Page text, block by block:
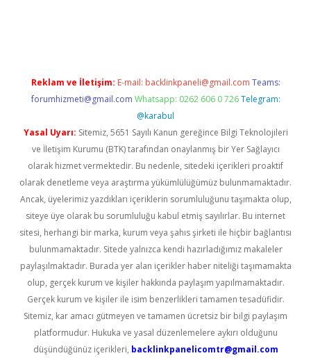
Reklam ve İletişim: E-mail: backlinkpaneli@gmail.com Teams:
forumhizmeti@gmail.com Whatsapp: 0262 606 0 726 Telegram:
@karabul
Yasal Uyarı: Sitemiz, 5651 Sayılı Kanun gereğince Bilgi Teknolojileri
ve İletişim Kurumu (BTK) tarafından onaylanmış bir Yer Sağlayıcı
olarak hizmet vermektedir. Bu nedenle, sitedeki içerikleri proaktif
olarak denetleme veya araştırma yükümlülüğümüz bulunmamaktadır.
Ancak, üyelerimiz yazdıkları içeriklerin sorumluluğunu taşımakta olup,
siteye üye olarak bu sorumluluğu kabul etmiş sayılırlar. Bu internet
sitesi, herhangi bir marka, kurum veya şahıs şirketi ile hiçbir bağlantısı
bulunmamaktadır. Sitede yalnızca kendi hazırladığımız makaleler
paylaşılmaktadır. Burada yer alan içerikler haber niteliği taşımamakta
olup, gerçek kurum ve kişiler hakkında paylaşım yapılmamaktadır.
Gerçek kurum ve kişiler ile isim benzerlikleri tamamen tesadüfidir.
Sitemiz, kar amacı gütmeyen ve tamamen ücretsiz bir bilgi paylaşım
platformudur. Hukuka ve yasal düzenlemelere aykırı olduğunu
düşündüğünüz içerikleri, backlinkpanelicomtr@gmail.com